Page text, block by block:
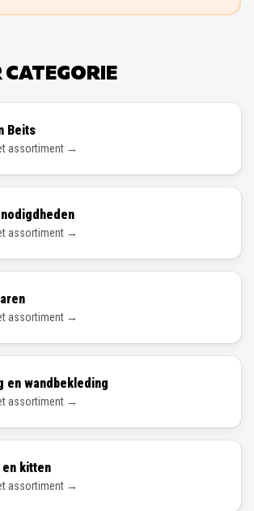
CATEGORIE
Beits
assortiment →
assortiment →
assortiment →
en wandbekleding
assortiment →
en kitten
assortiment →